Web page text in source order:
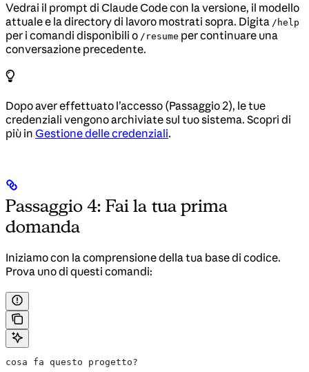
Vedrai il prompt di Claude Code con la versione, il modello
attuale e la directory di lavoro mostrati sopra. Digita /help
per i comandi disponibili o /resume per continuare una
conversazione precedente.
Dopo aver effettuato l’accesso (Passaggio 2), le tue
credenziali vengono archiviate sul tuo sistema. Scopri di
più in Gestione delle credenziali.
Passaggio 4: Fai la tua prima
domanda
Iniziamo con la comprensione della tua base di codice.
Prova uno di questi comandi:
cosa fa questo progetto?